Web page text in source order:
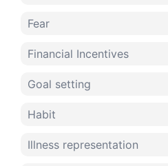
Fear
Financial Incentives
Goal setting
Habit
Illness representation